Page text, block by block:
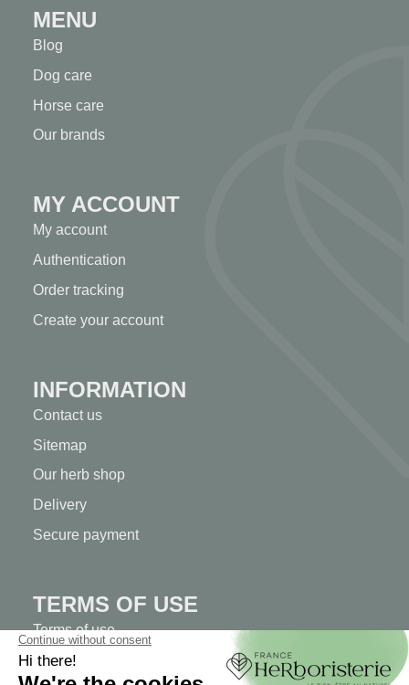
MENU
Blog
Dog care
Horse care
Our brands
MY ACCOUNT
My account
Authentication
Order tracking
Create your account
INFORMATION
Contact us
Sitemap
Our herb shop
Delivery
Secure payment
TERMS OF USE
Terms of use
Terms and conditions of sale